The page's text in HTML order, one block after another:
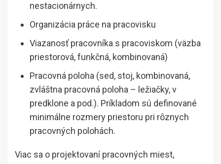
nestacionárnych.
Organizácia práce na pracovisku
Viazanosť pracovníka s pracoviskom (väzba
priestorová, funkčná, kombinovaná)
Pracovná poloha (sed, stoj, kombinovaná,
zvláštna pracovná poloha – ležiačky, v
predklone a pod.). Príkladom sú definované
minimálne rozmery priestoru pri rôznych
pracovných polohách.
Viac sa o projektovaní pracovných miest,